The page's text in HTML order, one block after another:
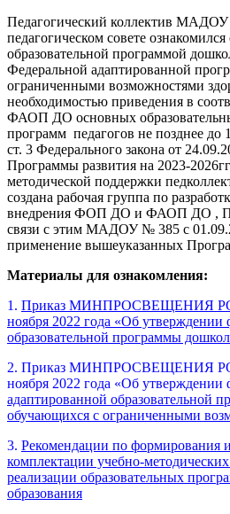
Педагогический коллектив
педагогическом совете
образовательной программой
Федеральной адаптированной
ограниченными возможностями
необходимостью приведения в
ФАОП ДО основных
программ педагогов не позднее до
ст. 3 Федерального закона от
Программы развития на 2023-
методической поддержки
создана рабочая группа по
внедрения ФОП ДО и ФАОП ДО ,
связи с этим МАДОУ № 385 с
применение вышеуказанных
Материалы для ознакомления:
1. Приказ МИНПРОСВЕЩЕНИЯ
ноября 2022 года «Об утверждении
образовательной программы
2. Приказ МИНПРОСВЕЩЕНИЯ
ноября 2022 года «Об утверждении
адаптированной образовательной
обучающихся с ограниченными
3. Рекомендации по формирования
комплектации учебно-
реализации образовательных
образования